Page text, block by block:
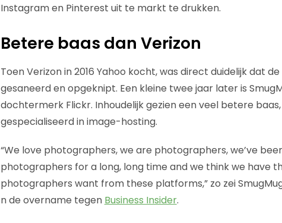
Instagram en Pinterest uit te markt te drukken.
Betere baas dan Verizon
Toen Verizon in 2016 Yahoo kocht, was direct duidelijk dat
gesaneerd en opgeknipt. Een kleine twee jaar later is
dochtermerk Flickr. Inhoudelijk gezien een veel betere
gespecialiseerd in image-hosting.
“We love photographers, we are photographers, we’ve
photographers for a long, long time and we think we have
photographers want from these platforms,” zo zei
n de overname tegen Business Insider.